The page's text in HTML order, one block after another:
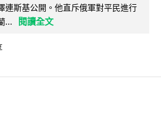
連斯基公開。他直斥俄軍對平民進行
...
閱讀全文